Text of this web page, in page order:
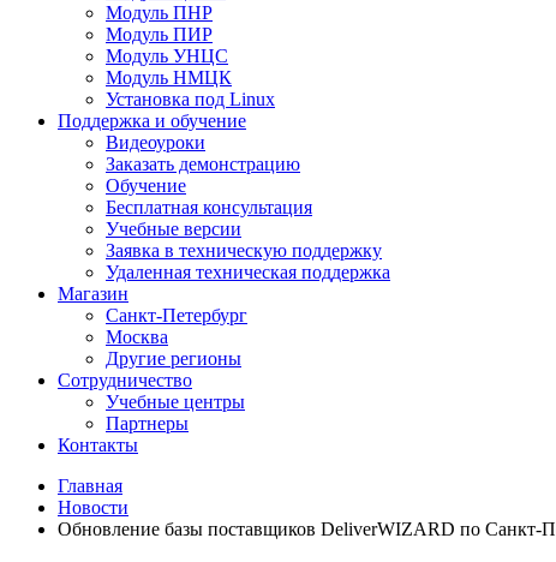
Модуль ПНР
Модуль ПИР
Модуль УНЦС
Модуль НМЦК
Установка под Linux
Поддержка и обучение
Видеоуроки
Заказать демонстрацию
Обучение
Бесплатная консультация
Учебные версии
Заявка в техническую поддержку
Удаленная техническая поддержка
Магазин
Санкт-Петербург
Москва
Другие регионы
Сотрудничество
Учебные центры
Партнеры
Контакты
Главная
Новости
Обновление базы поставщиков DeliverWIZARD по Санкт-